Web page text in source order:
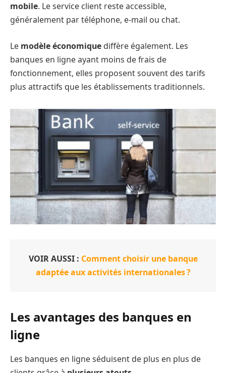
mobile. Le service client reste accessible,
généralement par téléphone, e-mail ou chat.
Le modèle économique diffère également. Les
banques en ligne ayant moins de frais de
fonctionnement, elles proposent souvent des tarifs
plus attractifs que les établissements traditionnels.
VOIR AUSSI : Comment choisir une banque
adaptée aux activités internationales ?
Les avantages des banques en
ligne
Les banques en ligne séduisent de plus en plus de